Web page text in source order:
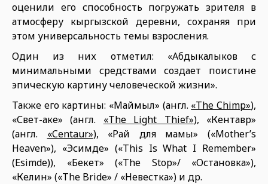
оценили его способность погружать зрителя в
атмосферу кыргызской деревни, сохраняя при
этом универсальность темы взросления.
Один из них отметил: «Абдыкалыков с
минимальными средствами создает поистине
эпическую картину человеческой жизни».
Также его картины: «Маймыл» (англ. «The Chimp»),
«Свет-аке» (англ. «The Light Thief»), «Кентавр»
(англ. «Centaur»), «Рай для мамы» («Mother’s
Heaven»), «Эсимде» («This Is What I Remember»
(Esimde)), «Бекет» («The Stop»/ «Остановка»),
«Келин» («The Bride» / «Невестка») и др.